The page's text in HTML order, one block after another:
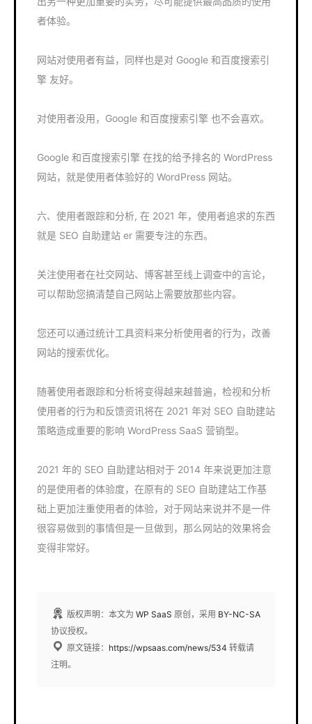
者体验。
网站对使用者有益，同样也是对 Google 和百度搜索引
擎 友好。
对使用者没用，Google 和百度搜索引擎 也不会喜欢。
Google 和百度搜索引擎 在找的给予排名的 WordPress
网站，就是使用者体验好的 WordPress 网站。
六、使用者跟踪和分析, 在 2021 年，使用者追求的东西
就是 SEO 自助建站 er 需要专注的东西。
关注使用者在社交网站、博客甚至线上调查中的言论，
可以帮助您搞清楚自己网站上需要放那些内容。
您还可以通过统计工具资料来分析使用者的行为，改善
网站的搜索优化。
随著使用者跟踪和分析将变得越来越普遍，检视和分析
使用者的行为和反馈资讯将在 2021 年对 SEO 自助建站
策略造成重要的影响 WordPress SaaS 营销型。
2021 年的 SEO 自助建站相对于 2014 年来说更加注意
的是使用者的体验度，在原有的 SEO 自助建站工作基
础上更加注重使用者的体验，对于网站来说并不是一件
很容易做到的事情但是一旦做到，那么网站的效果将会
变得非常好。
版权声明：本文为 WP SaaS 原创，采用 BY-NC-SA
协议授权。
原文链接： https://wpsaas.com/news/534 转载请
注明。